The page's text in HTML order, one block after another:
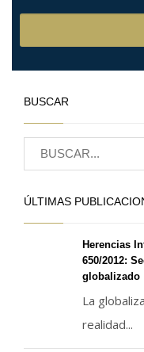
BUSCAR
ÚLTIMAS
Herencias
650/2012:
globalizado
La
realidad...